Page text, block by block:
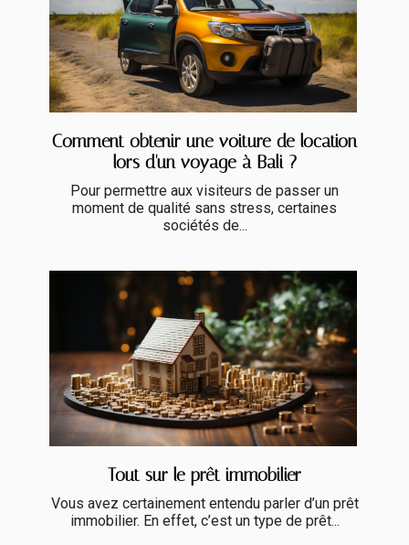
Comment obtenir une voiture de location
lors d'un voyage à Bali ?
Pour permettre aux visiteurs de passer un
moment de qualité sans stress, certaines
sociétés de...
Tout sur le prêt immobilier
Vous avez certainement entendu parler d’un prêt
immobilier. En effet, c’est un type de prêt...